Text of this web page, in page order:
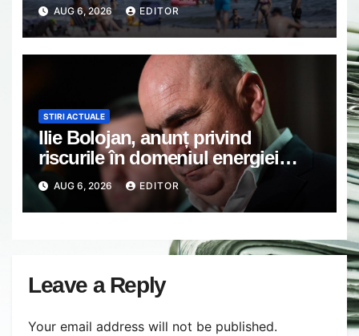
AUG 6, 2026 EDITOR
STIRI ACTUALE
Ilie Bolojan, anunț privind
riscurile în domeniul energiei
electrice. Ce a decis Guvernul
AUG 6, 2026 EDITOR
Leave a Reply
Your email address will not be published.